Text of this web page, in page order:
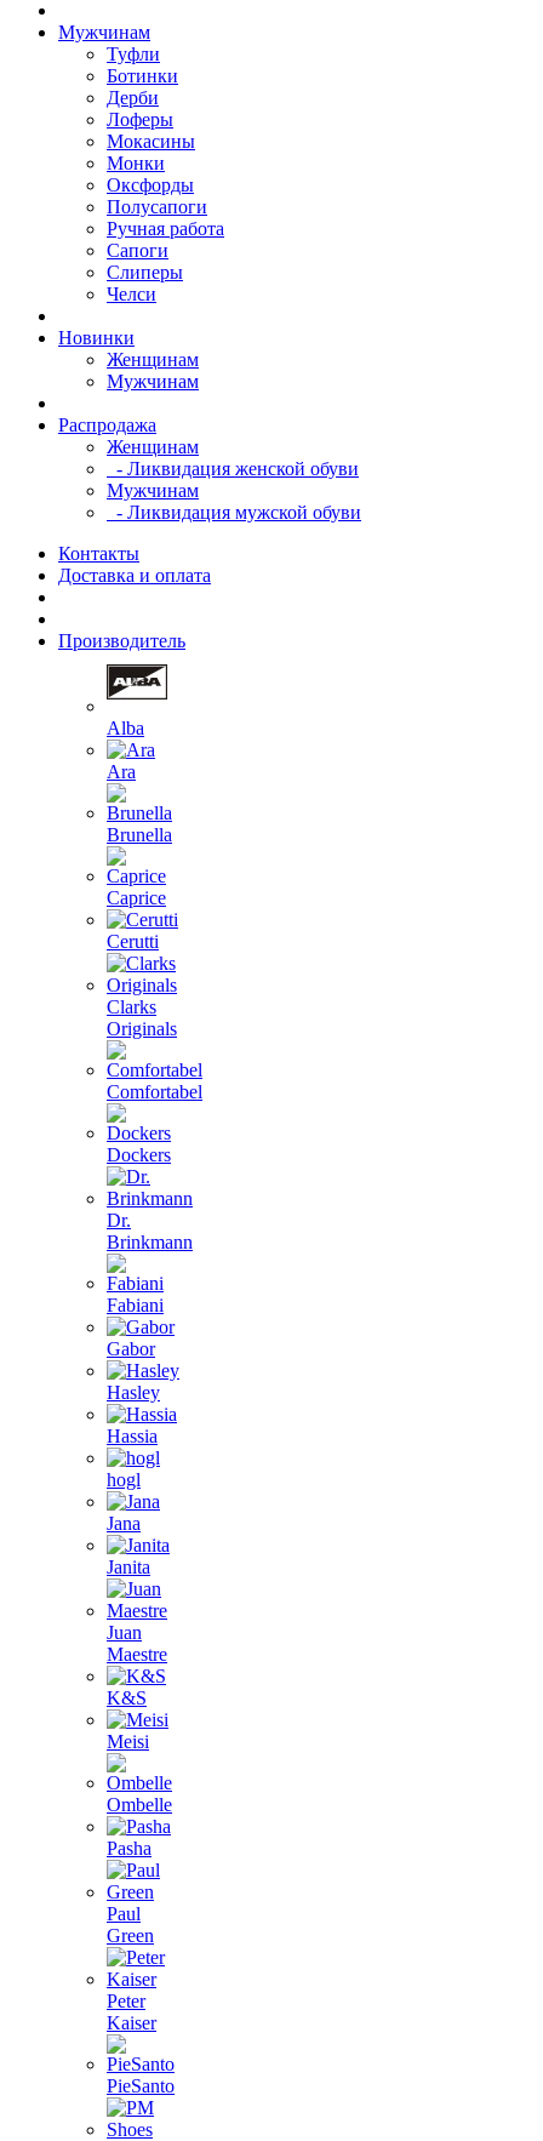
Мужчинам
Туфли
Ботинки
Дерби
Лоферы
Мокасины
Монки
Оксфорды
Полусапоги
Ручная работа
Сапоги
Слиперы
Челси
Новинки
Женщинам
Мужчинам
Распродажа
Женщинам
- Ликвидация женской обуви
Мужчинам
- Ликвидация мужской обуви
Контакты
Доставка и оплата
Производитель
Alba
Ara
Brunella
Caprice
Cerutti
Clarks
Originals
Comfortabel
Dockers
Dr.
Brinkmann
Fabiani
Gabor
Hasley
Hassia
hogl
Jana
Janita
Juan
Maestre
K&S
Meisi
Ombelle
Pasha
Paul
Green
Peter
Kaiser
PieSanto